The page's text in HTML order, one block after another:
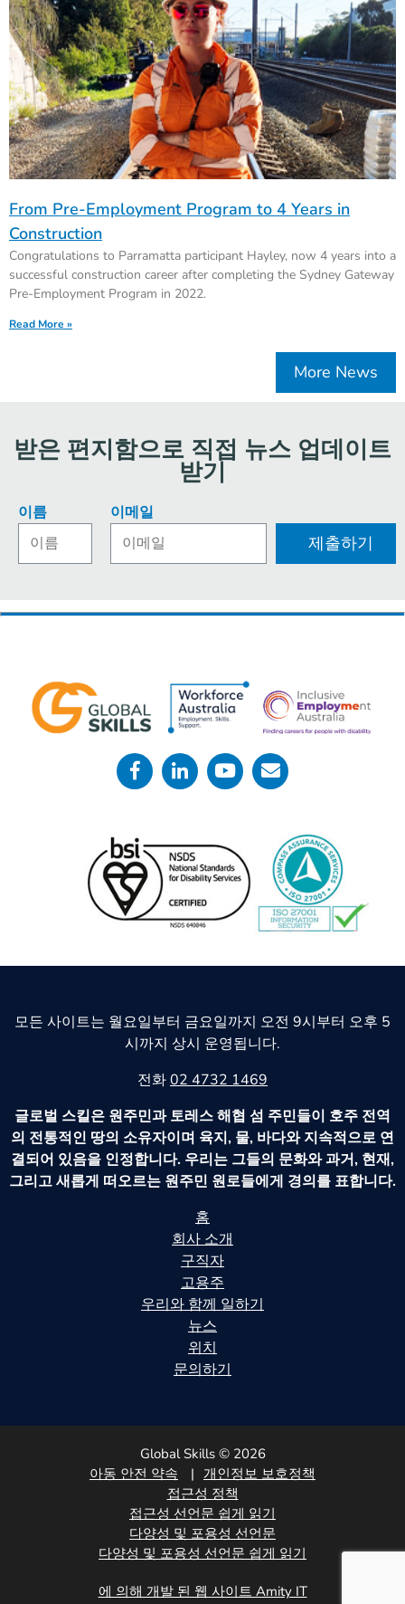
From Pre-Employment Program to 4 Years in
Construction
Congratulations to Parramatta participant Hayley, now 4 years into a
successful construction career after completing the Sydney Gateway
Pre-Employment Program in 2022.
Read More »
More News
받은 편지함으로 직접 뉴스 업데이트
받기
이름 이메일
모든 사이트는 월요일부터 금요일까지 오전 9시부터 오후 5
시까지 상시 운영됩니다.
전화02 4732 1469
글로벌 스킬은 원주민과 토레스 해협 섬 주민들이 호주 전역
의 전통적인 땅의 소유자이며 육지, 물, 바다와 지속적으로 연
결되어 있음을 인정합니다. 우리는 그들의 문화와 과거, 현재,
그리고 새롭게 떠오르는 원주민 원로들에게 경의를 표합니다.
홈
회사 소개
구직자
고용주
우리와 함께 일하기
뉴스
위치
문의하기
Global Skills © 2026
아동 안전 약속
개인정보 보호정책
접근성 정책
접근성 선언문 쉽게 읽기
다양성 및 포용성 선언문
다양성 및 포용성 선언문 쉽게 읽기
에 의해 개발 된 웹 사이트 Amity IT